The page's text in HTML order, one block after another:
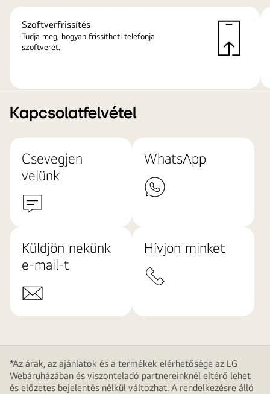
Szoftverfrissítés
Tudja meg, hogyan frissítheti telefonja
szoftverét.
Kapcsolatfelvétel
Csevegjen
velünk
WhatsApp
Küldjön nekünk
e-mail-t
Hívjon minket
*Az árak, az ajánlatok és a termékek elérhetősége az LG
Webáruházában és viszonteladó partnereinknél eltérő lehet
és előzetes bejelentés nélkül változhat. A rendelkezésre álló